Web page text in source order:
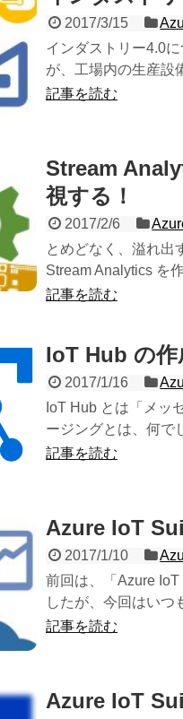
2017/3/15
インダストリー4.0
が、工場内の生産設
記事を読む
Stream
視する！
2017/2/6
とめどなく、溢れ出
Stream Analytics を
記事を読む
IoT Hub の作
2017/1/16
IoT Hub とは「メッ
ージングとは、何で
記事を読む
Azure IoT
2017/1/10
前回は、「Azure
したが、今回はいつ
記事を読む
Azure IoT